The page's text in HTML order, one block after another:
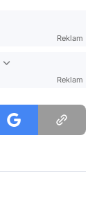
Reklam
Reklam